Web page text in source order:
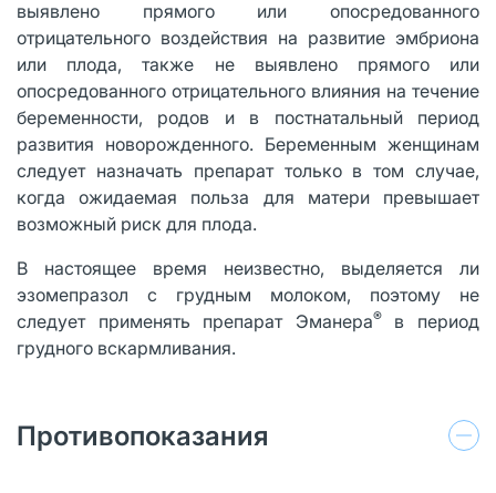
выявлено прямого или опосредованного
отрицательного воздействия на развитие эмбриона
или плода, также не выявлено прямого или
опосредованного отрицательного влияния на течение
беременности, родов и в постнатальный период
развития новорожденного. Беременным женщинам
следует назначать препарат только в том случае,
когда ожидаемая польза для матери превышает
возможный риск для плода.
В настоящее время неизвестно, выделяется ли
эзомепразол с грудным молоком, поэтому не
следует применять препарат Эманера®в период
грудного вскармливания.
Противопоказания